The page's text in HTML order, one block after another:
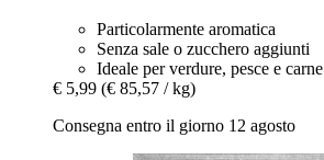
Particolarmente aromatica
Senza sale o zucchero aggiunti
Ideale per verdure, pesce e carne
€ 5,99 (€ 85,57 / kg)
Consegna entro il giorno 12 agosto